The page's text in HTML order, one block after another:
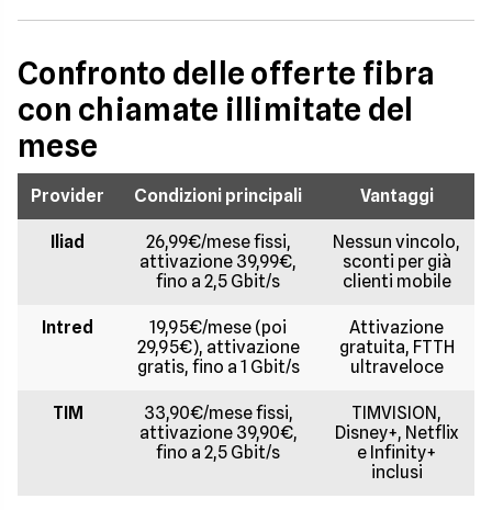
Confronto delle offerte fibra
con chiamate illimitate del
mese
Provider Condizioni principali Vantaggi
Iliad
26,99€/mese fissi,
attivazione 39,99€,
fino a 2,5 Gbit/s
Nessun vincolo,
sconti per già
clienti mobile
Intred
19,95€/mese (poi
29,95€), attivazione
gratis, fino a 1 Gbit/s
Attivazione
gratuita, FTTH
ultraveloce
TIM
33,90€/mese fissi,
attivazione 39,90€,
fino a 2,5 Gbit/s
TIMVISION,
Disney+, Netflix
e Infinity+
inclusi